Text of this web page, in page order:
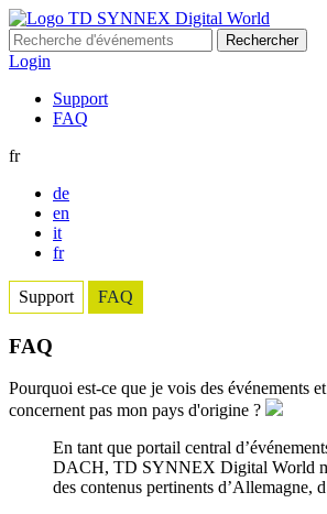
Rechercher :
Login
Support
FAQ
fr
de
en
it
fr
Support FAQ
FAQ
Pourquoi est-ce que je vois des événements
concernent pas mon pays d'origine ?
En tant que portail central
DACH, TD SYNNEX Digital World
des contenus pertinents d’Allemagne,